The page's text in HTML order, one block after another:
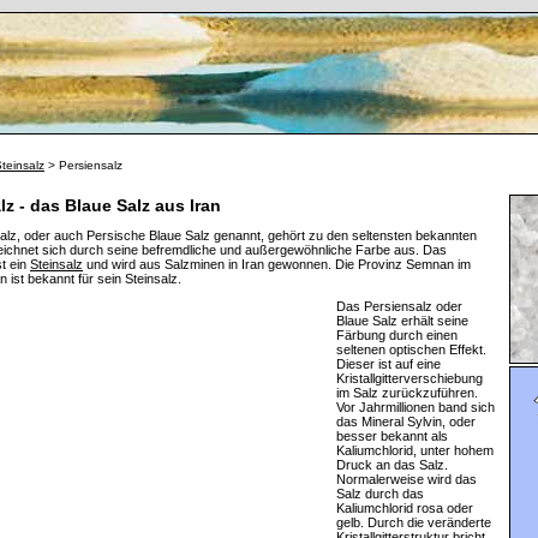
> Persiensalz
- das Blaue Salz aus Iran
oder auch Persische Blaue Salz genannt, gehört zu den seltensten bekannten
sich durch seine befremdliche und außergewöhnliche Farbe aus. Das
ein Steinsalz und wird aus Salzminen in Iran gewonnen. Die Provinz Semnan im
ist bekannt für sein Steinsalz.
Das Persiensalz oder
Blaue Salz erhält seine
Färbung durch einen
seltenen optischen Effekt.
Dieser ist auf eine
Kristallgitterverschiebung
im Salz zurückzuführen.
Vor Jahrmillionen band sich
das Mineral Sylvin, oder
besser bekannt als
Kaliumchlorid, unter hohem
Druck an das Salz.
Normalerweise wird das
Salz durch das
Kaliumchlorid rosa oder
gelb. Durch die veränderte